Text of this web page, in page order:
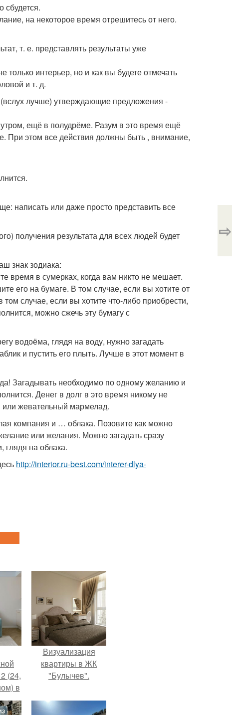
сбудется.
на некоторое время отрешитесь от него.
т. е. представлять результаты уже
интерьер, но и как вы будете отмечать
и т. д.
лучше) утверждающие предложения -
ещё в полудрёме. Разум в это время ещё
При этом все действия должны быть , внимание,
написать или даже просто представить все
получения результата для всех людей будет
знак зодиака:
время в сумерках, когда вам никто не мешает.
его на бумаге. В том случае, если вы хотите от
том случае, если вы хотите что-либо приобрести,
можно сжечь эту бумагу с
водоёма, глядя на воду, нужно загадать
и пустить его плыть. Лучше в этот момент в
Загадывать необходимо по одному желанию и
Денег в долг в это время никому не
или жевательный мармелад.
компания и … облака. Позовите как можно
или желания. Можно загадать сразу
глядя на облака.
http://interior.ru-best.com/interer-dlya-
⇨
(24,
в
Визуализация
квартиры в ЖК
"Булычев".